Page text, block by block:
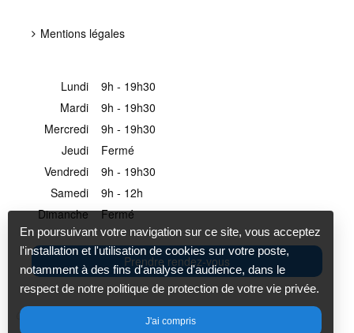
Mentions légales
Lundi
9h - 19h30
Mardi
9h - 19h30
Mercredi
9h - 19h30
Jeudi
Fermé
Vendredi
9h - 19h30
Samedi
9h - 12h
Dimanche
Fermé
Prendre rendez-vous
Création et référencement du site par
En poursuivant votre navigation sur ce site, vous acceptez
l'installation et l'utilisation de cookies sur votre poste,
notamment à des fins d'analyse d'audience, dans le
respect de notre politique de protection de votre vie privée.
J'ai compris